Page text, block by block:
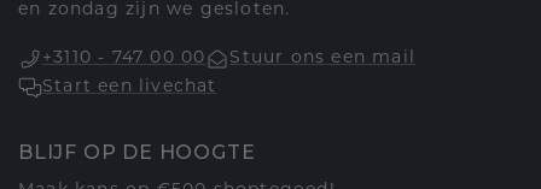
en zondag zijn we gesloten.
+3110 - 747 00 00
Stuur ons een mail
Start een livechat
BLIJF OP DE HOOGTE